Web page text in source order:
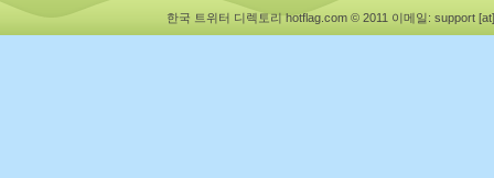
한국 트위터 디렉토리 hotflag.com © 2011 이메일: support